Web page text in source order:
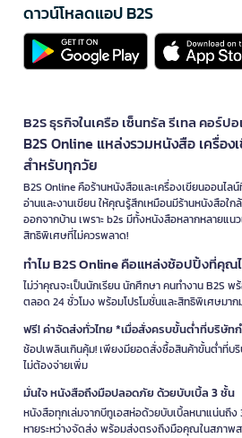
ดาวน์โหลดแอป B2S
B2S ธุรกิจในเครือ เซ็นทรัล รีเทล คอร์ป
B2S Online แหล่งรวมหนังสือ เครื่อง
สำหรับทุกวัย
B2S Online คือร้านหนังสือและเครื่องเขียนออนไล
อ่านและงานเขียน ให้คุณรู้สึกเหมือนมีร้านหนังสือใ
ออกจากบ้าน เพราะ b2s มีทั้งหนังสือหลากหลายแ
สิทธิพิเศษที่ไม่ควรพลาด!
ทำไม B2S Online คือแหล่งช้อปปิ้งที่คุณ
ไม่ว่าคุณจะเป็นนักเรียน นักศึกษา คนทำงาน B2S
ตลอด 24 ชั่วโมง พร้อมโปรโมชั่นและสิทธิพิเศษมาก
ฟรี! ค่าจัดส่งทั่วไทย *เมื่อสั่งครบขั้นต่ำที่บริษัท
ช้อปเพลินเกินคุ้ม! เพียงมียอดสั่งซื้อสินค้าขั้นต่ำที่บ
ไม่ต้องจ่ายเพิ่ม
มั่นใจ หนังสือถึงมือปลอดภัย ด้วยบับเบิ้ล 3 ชั้น
หนังสือทุกเล่มจากบีทูเอสห่อด้วยบับเบิ้ลหนาแน่นถึง
หายระหว่างจัดส่ง พร้อมส่งตรงถึงมือคุณในสภา